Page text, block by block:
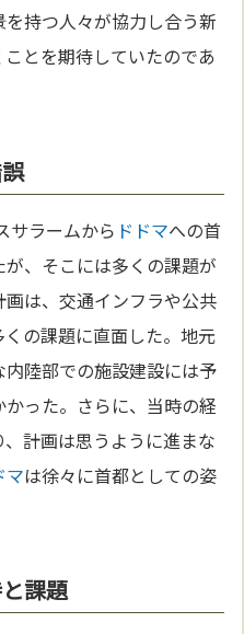
持つ人々が協力し合う新
とを期待していたのであ
サラームから ドドマへの首
、そこには多くの課題が
は、交通インフラや公共
の課題に直面した。地元
陸部での施設建設には予
かった。さらに、当時の経
、計画は思うように進まな
マは徐々に首都としての姿
課題